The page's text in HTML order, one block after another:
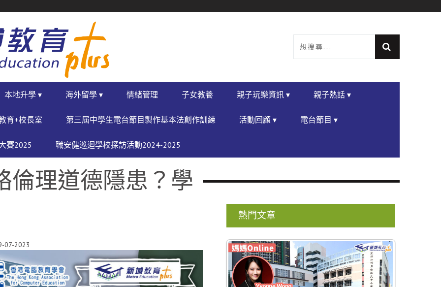
本地升學 ▾ 海外留學 ▾ 情緒管理 子女教養 親子玩樂資訊 ▾ 親子熱話 ▾
育+校長室 第三屆中學生電台節目製作基本法創作訓練 活動回顧 ▾ 電台節目 ▾
賽2025 職安健巡迴學校探訪活動2024-2025
理道德隱患？學
07-2023
熱門文章